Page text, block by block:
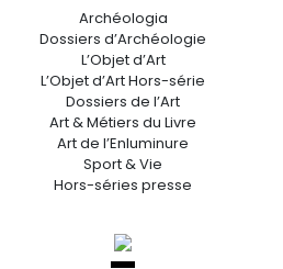
Archéologia
Dossiers d’Archéologie
L’Objet d’Art
L’Objet d’Art Hors-série
Dossiers de l’Art
Art & Métiers du Livre
Art de l’Enluminure
Sport & Vie
Hors-séries presse